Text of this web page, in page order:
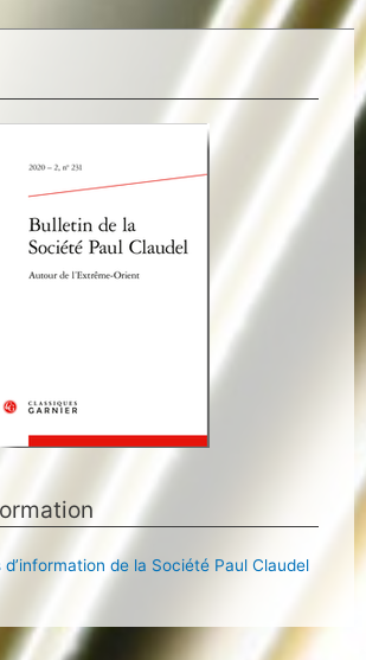
d’information de la Société Paul Claudel